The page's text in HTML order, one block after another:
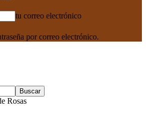
tu correo electrónico
por correo electrónico.
Rosas